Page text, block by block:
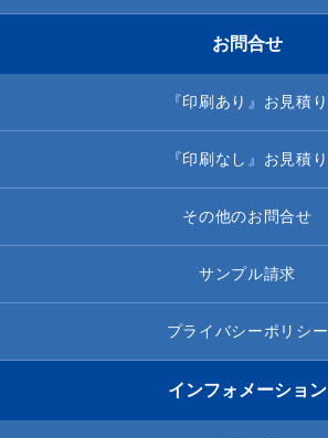
お問合せ
『印刷あり』お見積り
『印刷なし』お見積り
その他のお問合せ
サンプル請求
プライバシーポリシー
インフォメーション